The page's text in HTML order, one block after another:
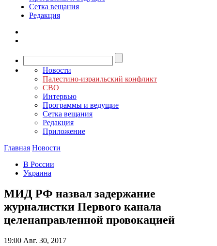
Сетка вещания
Редакция
Новости
Палестино-израильский конфликт
СВО
Интервью
Программы и ведущие
Сетка вещания
Редакция
Приложение
Главная Новости
В России
Украина
МИД РФ назвал задержание
журналистки Первого канала
целенаправленной провокацией
19:00 Авг. 30, 2017